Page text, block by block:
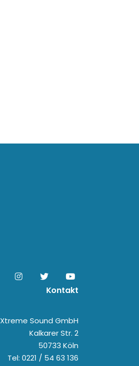
Kontakt
Xtreme Sound GmbH
Kalkarer Str. 2
50733 Köln
Tel: 0221 / 54 63 136